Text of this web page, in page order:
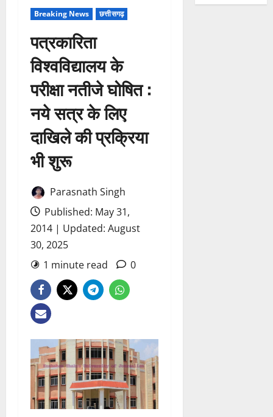
Breaking News छत्तीसगढ़
पत्रकारिता
विश्वविद्यालय के
परीक्षा नतीजे घोषित :
नये सत्र के लिए
दाखिले की प्रक्रिया
भी शुरू
Parasnath Singh
Published: May 31,
2014 | Updated: August
30, 2025
1 minute read
0